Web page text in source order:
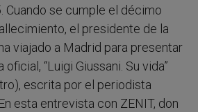
Cuando se cumple el décimo
el presidente de la
ha viajado a Madrid para presentar
“Luigi Giussani. Su vida”
escrita por el periodista
esta entrevista con ZENIT, don